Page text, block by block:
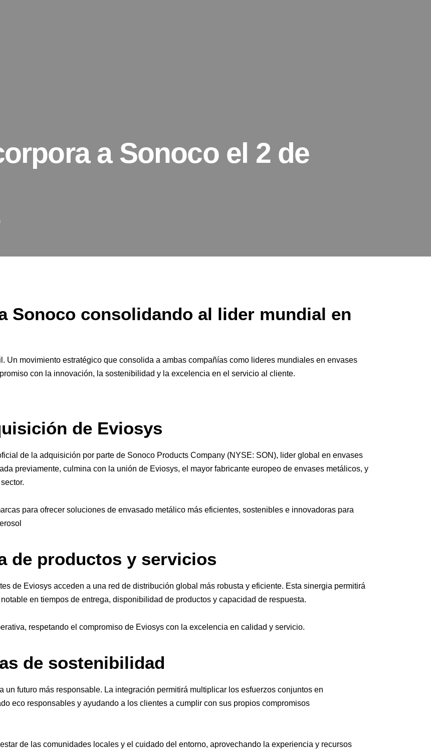
a Sonoco el 2 de
Sonoco consolidando al lider mundial en
Un movimiento estratégico que consolida a ambas compañías como lideres mundiales en envases
con la innovación, la sostenibilidad y la excelencia en el servicio al cliente.
de Eviosys
de la adquisición por parte de Sonoco Products Company (NYSE: SON), lider global en envases
previamente, culmina con la unión de Eviosys, el mayor fabricante europeo de envases metálicos, y
para ofrecer soluciones de envasado metálico más eficientes, sostenibles e innovadoras para
de productos y servicios
de Eviosys acceden a una red de distribución global más robusta y eficiente. Esta sinergia permitirá
en tiempos de entrega, disponibilidad de productos y capacidad de respuesta.
respetando el compromiso de Eviosys con la excelencia en calidad y servicio.
de sostenibilidad
futuro más responsable. La integración permitirá multiplicar los esfuerzos conjuntos en
eco responsables y ayudando a los clientes a cumplir con sus propios compromisos
de las comunidades locales y el cuidado del entorno, aprovechando la experiencia y recursos